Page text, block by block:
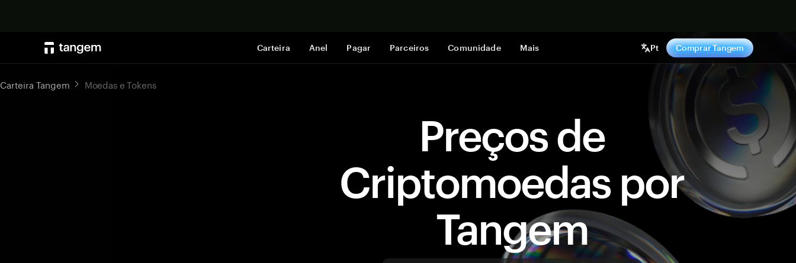
Carteira Anel Pagar Parceiros Comunidade Mais Pt Comprar Tangem
Preços de
Criptomoedas por
Tangem
Carteira Tangem Moedas e Tokens